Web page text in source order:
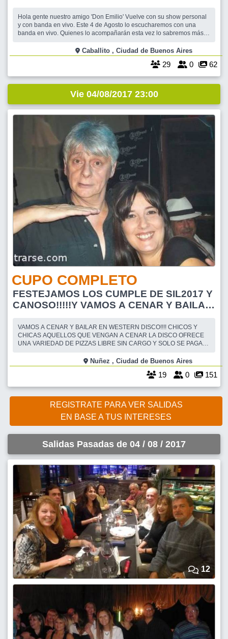
Hola gente nuestro amigo 'Don Emilio' Vuelve con su show personal
y con banda en vivo. Este 4 de Agosto lo escucharemos con una
banda en vivo. Quienes lo acompañarán esta vez lo sabremos más
segunda hora del show ya con pistas y con invitados, escucharemos
algunos rock y melódic
Caballito , Ciudad de Buenos Aires
29 0 62
Vie 04/08/2017 23:00
CUPO COMPLETO
FESTEJAMOS LOS CUMPLE DE SIL2017 Y
CANOSO!!!!!Y VAMOS A CENAR Y BAILAR
VAMOS A CENAR Y BAILAR EN WESTERN DISCO!!!! CHICOS Y
CHICAS AQUELLOS QUE VENGAN A CENAR LA DISCO OFRECE
UNA VARIEDAD DE PIZZAS LIBRE SIN CARGO Y SOLO SE PAGA
GASEOSA $50.- CERVEZA $60.-etc.) EN LA PUERTA SE ANUNCIAN
EN LA LISTA DE HERALDO.......A PARTIR DE LAS 23:00 HS y HASTA
Nuñez , Ciudad de Buenos Aires
19 0 151
REGISTRATE PARA VER SALIDAS
EN BASE A TUS INTERESES
Salidas Pasadas de 04 / 08 / 2017
12